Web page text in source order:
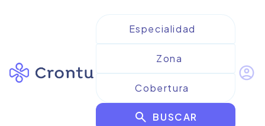
search BUSCAR
account_circle
Resultados paraMedicina